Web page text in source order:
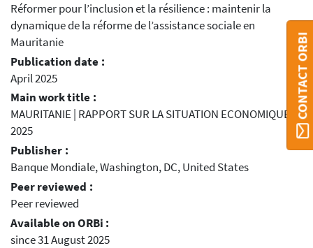
Réformer pour l’inclusion et la résilience : maintenir la
dynamique de la réforme de l’assistance sociale en
Mauritanie
Publication date :
April 2025
Main work title :
MAURITANIE | RAPPORT SUR LA SITUATION ECONOMIQUE -
2025
Publisher :
Banque Mondiale, Washington, DC, United States
Peer reviewed :
Peer reviewed
Available on ORBi :
since 31 August 2025
CONTACT ORBI